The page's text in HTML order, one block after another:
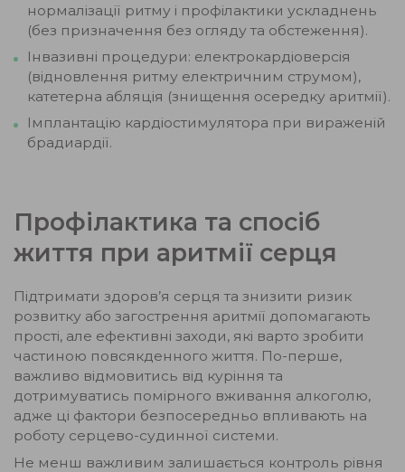
нормалізації ритму і профілактики ускладнень
(без призначення без огляду та обстеження).
Інвазивні процедури: електрокардіоверсія
(відновлення ритму електричним струмом),
катетерна абляція (знищення осередку аритмії).
Імплантацію кардіостимулятора при вираженій
брадиардії.
Профілактика та спосіб
життя при аритмії серця
Підтримати здоров’я серця та знизити ризик
розвитку або загострення аритмії допомагають
прості, але ефективні заходи, які варто зробити
частиною повсякденного життя. По-перше,
важливо відмовитись від куріння та
дотримуватись помірного вживання алкоголю,
адже ці фактори безпосередньо впливають на
роботу серцево-судинної системи.
Не менш важливим залишається контроль рівня